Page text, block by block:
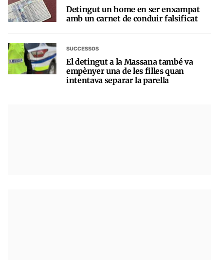
Detingut un home en ser enxampat
amb un carnet de conduir falsificat
SUCCESSOS
El detingut a la Massana també va
empènyer una de les filles quan
intentava separar la parella